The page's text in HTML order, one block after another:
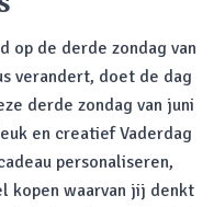
op de derde zondag van
verandert, doet de dag
derde zondag van juni
en creatief Vaderdag
personaliseren,
kopen waarvan jij denkt